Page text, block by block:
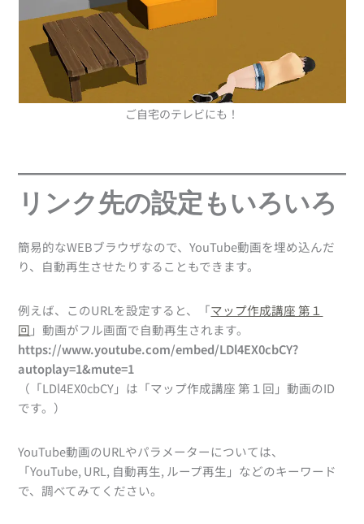
ご自宅のテレビにも！
リンク先の設定もいろいろ
簡易的なWEBブラウザなので、YouTube動画を埋め込んだ
り、自動再生させたりすることもできます。
例えば、このURLを設定すると、「マップ作成講座 第１
回 」動画がフル画面で自動再生されます。
https://www.youtube.com/embed/LDl4EX0cbCY?
autoplay=1&mute=1
（「LDl4EX0cbCY」は「マップ作成講座 第１回」動画のID
です。）
YouTube動画のURLやパラメーターについては、
「YouTube, URL, 自動再生, ループ再生」などのキーワード
で、調べてみてください。